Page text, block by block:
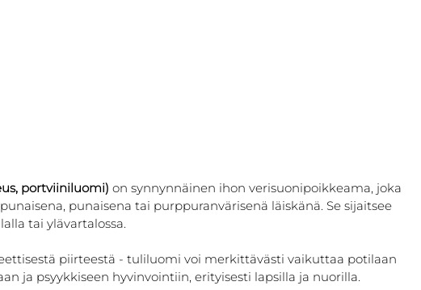
portviiniluomi) on synnynnäinen ihon verisuonipoikkeama, joka
punaisena tai purppuranvärisenä läiskänä. Se sijaitsee
tai ylävartalossa.
piirteestä - tuliluomi voi merkittävästi vaikuttaa potilaan
ja psyykkiseen hyvinvointiin, erityisesti lapsilla ja nuorilla.